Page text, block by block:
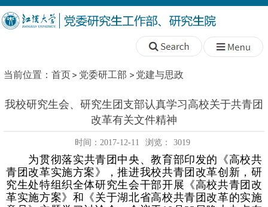
当前位置： 首页 党委研工部 党建与思政
我校研究生会、研究生团支部认真学习高校关于共青团
改革有关文件精神
时间：2017-12-11 浏览： 3019
为贯彻落实共青团中央、教育部印发的《高校共
青团改革实施方案》，推进我校共青团改革创新，研
究生处特组织全体研究生会干部开展《高校共青团改
革实施方案》和《关于湖北省高校共青团改革的实施